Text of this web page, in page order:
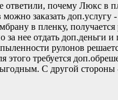
ответили, почему Люкс в
можно заказать
в пленку, получается
за нее отдать доп.деньги
рулонов
этого требуется
С другой стороны